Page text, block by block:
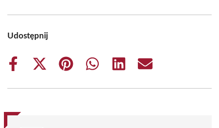
Udostępnij
Share
Share
(Twitter)
Share
Share
Share
Share